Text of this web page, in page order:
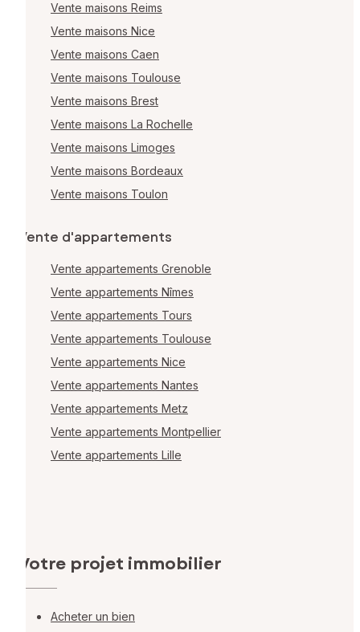
Vente maisons Reims
Vente maisons Nice
Vente maisons Caen
Vente maisons Toulouse
Vente maisons Brest
Vente maisons La Rochelle
Vente maisons Limoges
Vente maisons Bordeaux
Vente maisons Toulon
Vente d'appartements
Vente appartements Grenoble
Vente appartements Nîmes
Vente appartements Tours
Vente appartements Toulouse
Vente appartements Nice
Vente appartements Nantes
Vente appartements Metz
Vente appartements Montpellier
Vente appartements Lille
Votre projet immobilier
Acheter un bien